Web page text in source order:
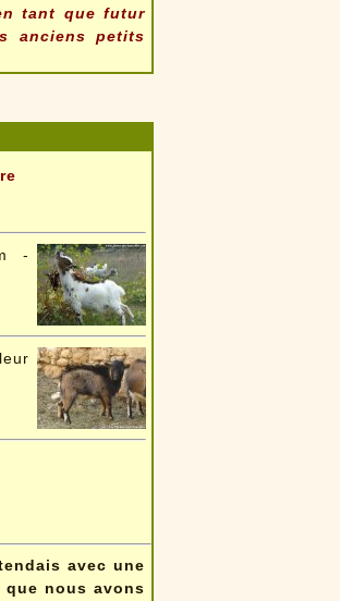
tant que futur
anciens petits
-
avec une
nous avons